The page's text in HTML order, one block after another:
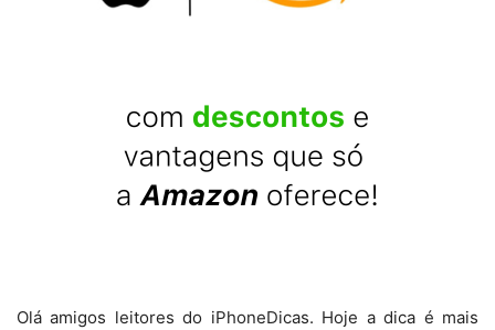
Olá amigos leitores do iPhoneDicas. Hoje a dica é mais